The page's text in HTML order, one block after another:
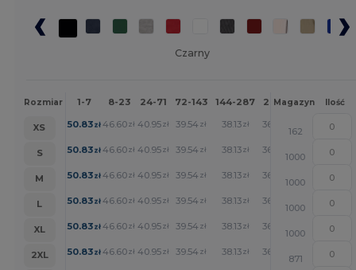
Czarny
Rozmiar 1-7 8-23 24-71 72-143 144-287 288 + Więcej
Magazyn Ilość
XS 50.83zł 46.60zł 40.95zł 39.54 zł 38.13zł 36.71
162
S
50.83zł 46.60zł 40.95zł 39.54 zł 38.13zł 36.71
1000
M
50.83zł 46.60zł 40.95zł 39.54 zł 38.13zł 36.71
1000
L
50.83zł 46.60zł 40.95zł 39.54 zł 38.13zł 36.71
1000
XL
50.83zł 46.60zł 40.95zł 39.54 zł 38.13zł 36.71
1000
2XL
50.83zł 46.60zł 40.95zł 39.54 zł 38.13zł 36.71
871